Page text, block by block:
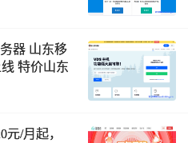
器 山东移
特价山东
/月起，